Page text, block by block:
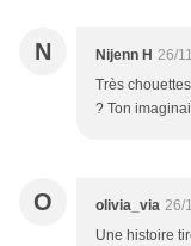
N Nijenn H 26/
Très
? Ton
O olivia_via 26/
Une histoire